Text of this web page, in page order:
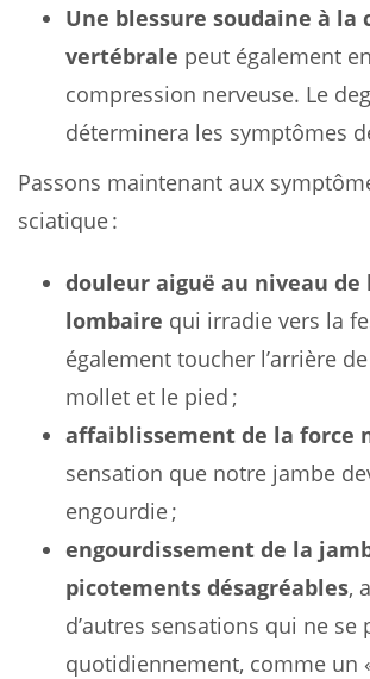
Une blessure soudaine à la
vertébrale peut également
compression nerveuse. Le
déterminera les symptômes
Passons maintenant aux
sciatique :
douleur aiguë au niveau de
lombaire qui irradie vers la
également toucher l’arrière
mollet et le pied ;
affaiblissement de la force
sensation que notre jambe
engourdie ;
engourdissement de la
picotements désagréables,
d’autres sensations qui ne se
quotidiennement, comme un